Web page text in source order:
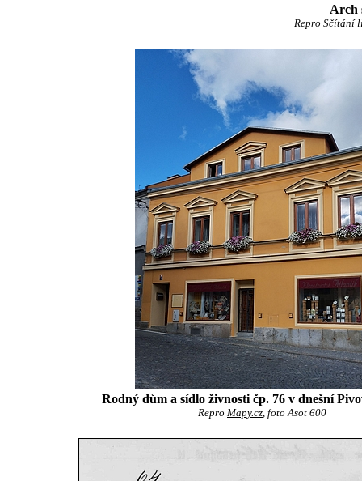
Arch
Repro Sčítání
Rodný dům a sídlo živnosti čp. 76 v dnešní
Repro Mapy.cz, foto Asot 600